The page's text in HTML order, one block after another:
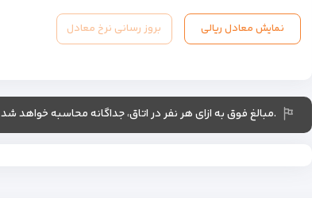
نمایش معادل ریالی بروز رسانی نرخ معادل
.مبالغ فوق به ازای هر نفر در اتاق، جداگانه محاسبه خواهد شد